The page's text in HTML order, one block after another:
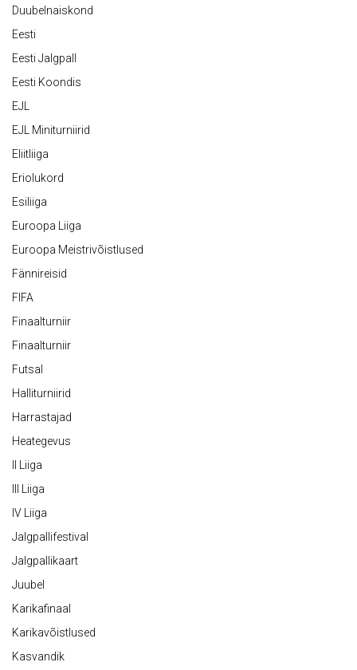
Duubelnaiskond
Eesti
Eesti Jalgpall
Eesti Koondis
EJL
EJL Miniturniirid
Eliitliiga
Eriolukord
Esiliiga
Euroopa Liiga
Euroopa Meistrivõistlused
Fännireisid
FIFA
Finaalturniir
Finaalturniir
Futsal
Halliturniirid
Harrastajad
Heategevus
II Liiga
III Liiga
IV Liiga
Jalgpallifestival
Jalgpallikaart
Juubel
Karikafinaal
Karikavõistlused
Kasvandik